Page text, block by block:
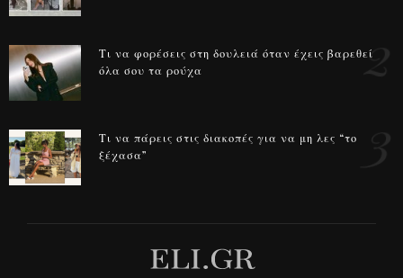
Τι να φορέσεις στη δουλειά όταν έχεις βαρεθεί
όλα σου τα ρούχα
2
Τι να πάρεις στις διακοπές για να μη λες “το
ξέχασα”